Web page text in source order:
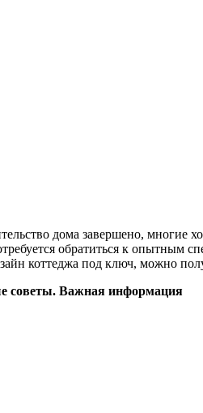
дома завершено, многие
обратиться к опытным
коттеджа под ключ, можно
советы. Важная информация